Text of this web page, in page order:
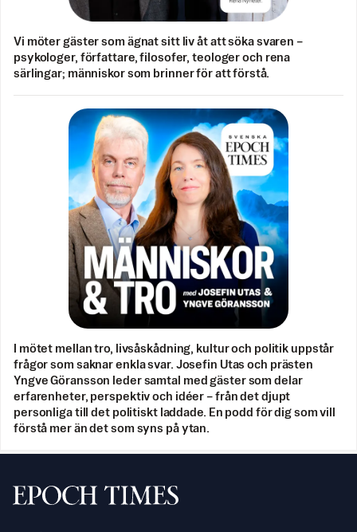
Vi möter gäster som ägnat sitt liv åt att söka svaren –
psykologer, författare, filosofer, teologer och rena
särlingar; människor som brinner för att förstå.
I mötet mellan tro, livsåskådning, kultur och politik uppstår
frågor som saknar enkla svar. Josefin Utas och prästen
Yngve Göransson leder samtal med gäster som delar
erfarenheter, perspektiv och idéer – från det djupt
personliga till det politiskt laddade. En podd för dig som vill
förstå mer än det som syns på ytan.
Svenska Epoch Times